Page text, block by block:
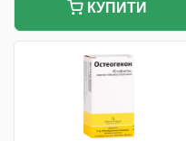
КУПИТИ